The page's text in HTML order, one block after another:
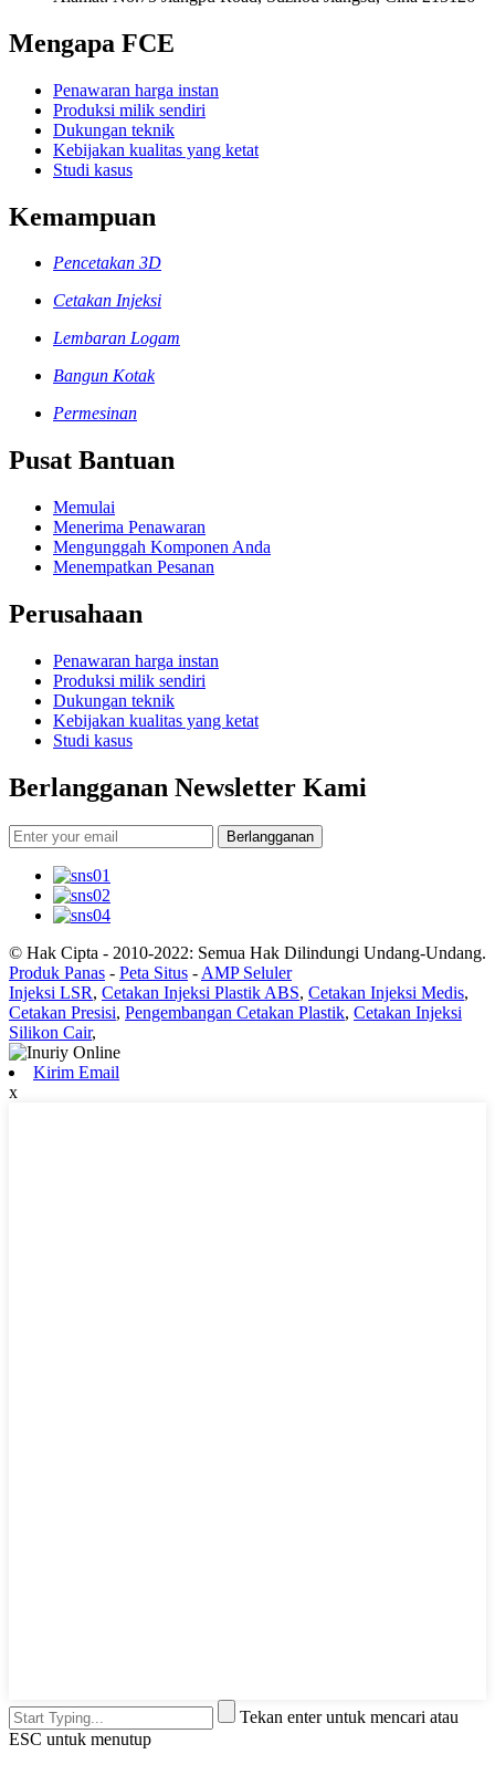
Mengapa FCE
Penawaran harga instan
Produksi milik sendiri
Dukungan teknik
Kebijakan kualitas yang ketat
Studi kasus
Kemampuan
Pencetakan 3D
Cetakan Injeksi
Lembaran Logam
Bangun Kotak
Permesinan
Pusat Bantuan
Memulai
Menerima Penawaran
Mengunggah Komponen Anda
Menempatkan Pesanan
Perusahaan
Penawaran harga instan
Produksi milik sendiri
Dukungan teknik
Kebijakan kualitas yang ketat
Studi kasus
Berlangganan Newsletter Kami
Berlangganan
© Hak Cipta - 2010-2022: Semua Hak Dilindungi Undang-Undang.
Produk Panas - Peta Situs - AMP Seluler
Injeksi LSR, Cetakan Injeksi Plastik ABS, Cetakan Injeksi Medis,
Cetakan Presisi, Pengembangan Cetakan Plastik, Cetakan Injeksi
Silikon Cair,
Kirim Email
x
Tekan enter untuk mencari atau
ESC untuk menutup